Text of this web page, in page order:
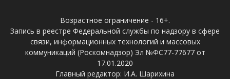
Возрастное ограничение - 16+.
Запись в реестре Федеральной службы по надзору в сфере
связи, информационных технологий и массовых
коммуникаций (Роскомнадзор) Эл №ФС77-77677 от
17.01.2020
Главный редактор: И.А. Шарихина